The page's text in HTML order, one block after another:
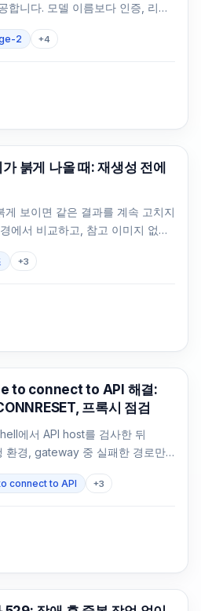
합니다. 모델 이름보다 인증, 리전,
를 먼저 비교해야 합니다.
2 +4
붉게 나올 때: 재생성 전에
보이면 같은 결과를 계속 고치지
에서 비교하고, 참고 이미지 없는
+3
to connect to API 해결:
프록시 점검
에서 API host를 검사한 뒤
경, gateway 중 실패한 경로만
connect to API +3